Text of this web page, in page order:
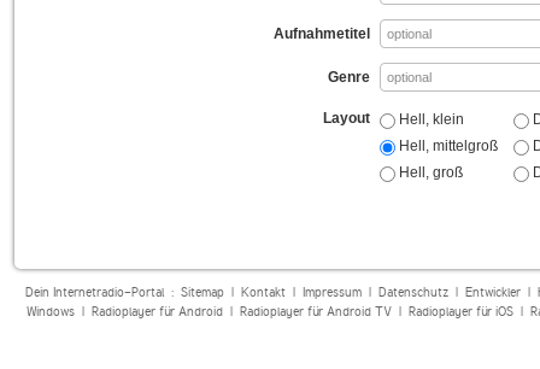
Aufnahmetitel
Genre
Layout
Hell, klein
Hell, mittelgroß
Hell, groß
Dein Internetradio-Portal : Sitemap| Kontakt| Impressum| Datenschutz| Entwickler|
Windows| Radioplayer für Android| Radioplayer für Android TV| Radioplayer für iOS|